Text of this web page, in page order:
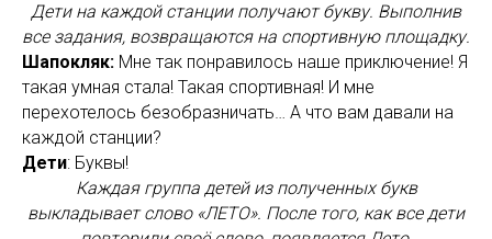
Дети на каждой станции получают букву. Выполнив
все задания, возвращаются на спортивную площадку.
Шапокляк: Мне так понравилось наше приключение! Я
такая умная стала! Такая спортивная! И мне
перехотелось безобразничать… А что вам давали на
каждой станции?
Дети: Буквы!
Каждая группа детей из полученных букв
выкладывает слово «ЛЕТО». После того, как все дети